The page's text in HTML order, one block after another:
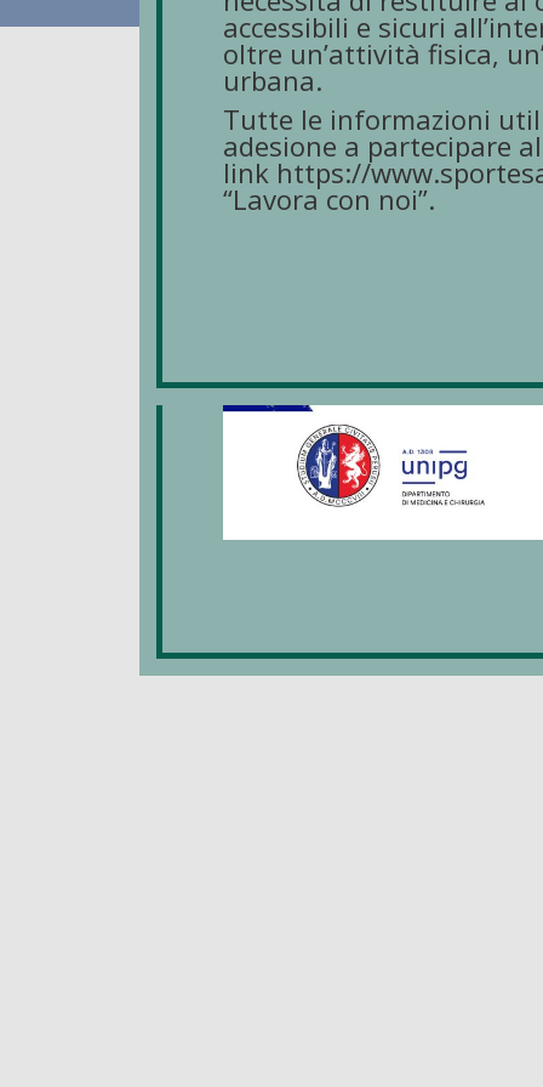
accessibili e sicuri
oltre un’attività fisica,
urbana.
Tutte le informazioni
adesione a partecipare
link https://
“Lavora con noi”.